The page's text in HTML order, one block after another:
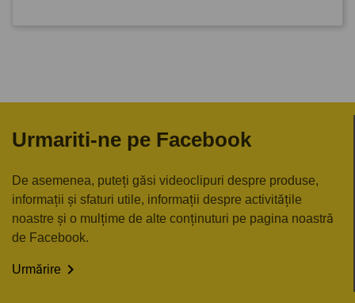
Urmariti-ne pe Facebook
De asemenea, puteți găsi videoclipuri despre produse,
informații și sfaturi utile, informații despre activitățile
noastre și o mulțime de alte conținuturi pe pagina noastră
de Facebook.
Urmărire 